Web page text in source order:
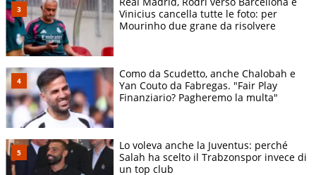
Vinicius cancella tutte le foto: per
Mourinho due grane da risolvere
Como da Scudetto, anche Chalobah e
Yan Couto da Fabregas. "Fair Play
Finanziario? Pagheremo la multa"
Lo voleva anche la Juventus: perché
Salah ha scelto il Trabzonspor invece di
un top club